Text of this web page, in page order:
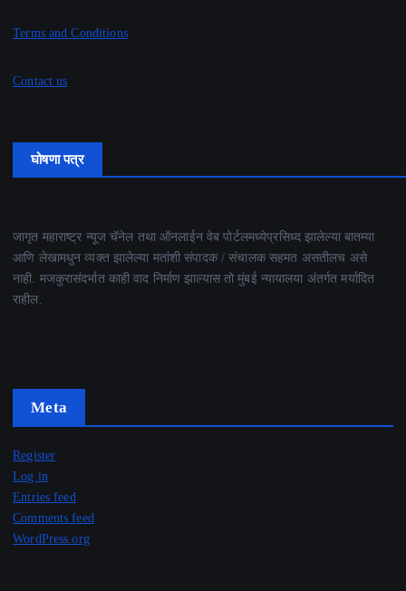
Terms and Conditions
Contact us
घोषणा पत्र
जागृत महाराष्ट्र न्यूज चॅनेल तथा ऑनलाईन वेब पोर्टलमध्येप्रसिध्द झालेल्या बातम्या
आणि लेखामधुन व्यक्त झालेल्या मतांशी संपादक / संचालक सहमत असतीलच असे
नाही. मजकुरासंदर्भात काही वाद निर्माण झाल्यास तो मुंबई न्यायालया अंतर्गत मर्यादित
राहील.
Meta
Register
Log in
Entries feed
Comments feed
WordPress.org